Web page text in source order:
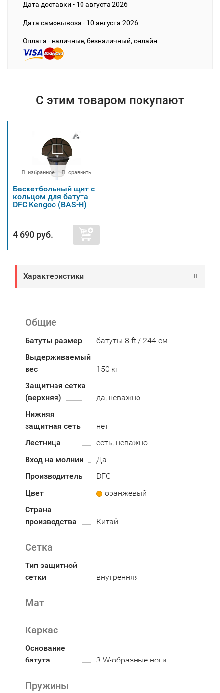
Дата доставки - 10 августа 2026
Дата cамовывоза - 10 августа 2026
Оплата - наличные, безналичный, онлайн
С этим товаром покупают
избранное сравнить
Баскетбольный щит с
кольцом для батута
DFC Kengoo (BAS-H)
4 690 руб.
Характеристики
Общие
Батуты размер
батуты 8 ft / 244 см
Выдерживаемый
вес
150 кг
Защитная сетка
(верхняя)
да, неважно
Нижняя
защитная сеть
нет
Лестница
есть, неважно
Вход на молнии
Да
Производитель
DFC
Цвет
оранжевый
Страна
производства
Китай
Сетка
Тип защитной
сетки
внутренняя
Мат
Каркас
Основание
батута
3 W-образные ноги
Пружины